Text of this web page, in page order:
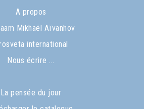
A propos
Mikhaël Aïvanhov
international
Nous écrire ...
La pensée du jour